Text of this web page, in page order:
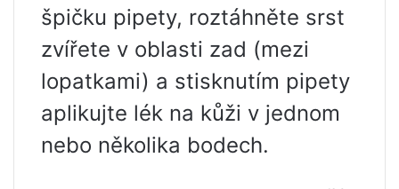
špičku pipety, roztáhněte srst
zvířete v oblasti zad (mezi
lopatkami) a stisknutím pipety
aplikujte lék na kůži v jednom
nebo několika bodech.